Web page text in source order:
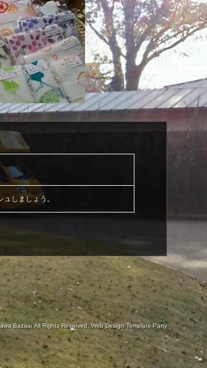
しましょう。
BazaarAll Rights Reserved. Web Design:Template-Party